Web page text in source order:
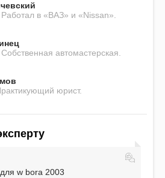
Работал в «ВАЗ» и «Nissan».
Собственная автомастерская.
юрист.
w bora 2003